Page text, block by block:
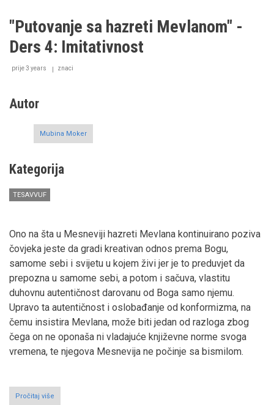
Mevlanom"
Ders
Mevlanino
"Putovanje sa hazreti Mevlanom" -
Ders 4: Imitativnost
prije 3 years znaci
Autor
Mubina Moker
Kategorija
TESAVVUF
Ono na šta u Mesneviji hazreti Mevlana kontinuirano poziva
čovjeka jeste da gradi kreativan odnos prema Bogu,
samome sebi i svijetu u kojem živi jer je to preduvjet da
prepozna u samome sebi, a potom i sačuva, vlastitu
duhovnu autentičnost darovanu od Boga samo njemu.
Upravo ta autentičnost i oslobađanje od konformizma, na
čemu insistira Mevlana, može biti jedan od razloga zbog
čega on ne oponaša ni vladajuće književne norme svoga
vremena, te njegova Mesnevija ne počinje sa bismilom.
Pročitaj više